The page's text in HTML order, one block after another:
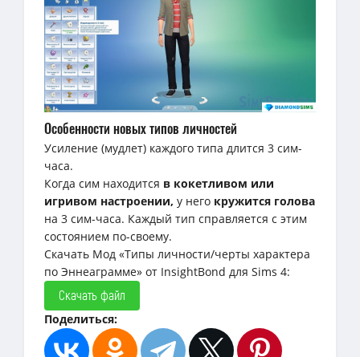
Особенности новых типов личностей
Усиление (мудлет) каждого типа длится 3 сим-
часа.
Когда сим находится в кокетливом или
игривом настроении, у него кружится голова
на 3 сим-часа. Каждый тип справляется с этим
состоянием по-своему.
Скачать Мод «Типы личности/черты характера
по Эннеаграмме» от InsightBond для Sims 4:
Скачать файл
Поделиться: